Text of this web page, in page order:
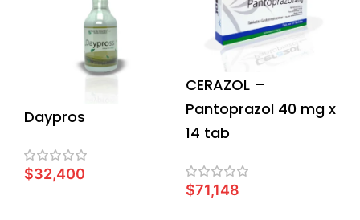
Daypros
$32,400
CERAZOL –
Pantoprazol 40 mg x
14 tab
$71,148